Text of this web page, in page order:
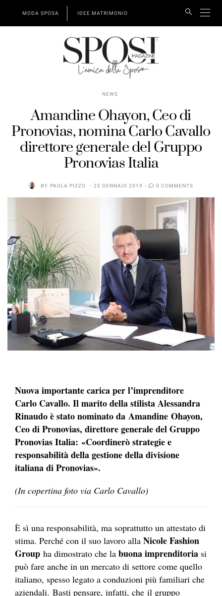
MODA SPOSA IDEE MATRIMONIO
NEWS
Amandine Ohayon, Ceo di
Pronovias, nomina Carlo Cavallo
direttore generale del Gruppo
Pronovias Italia
BY PAOLA PIZZO 25 GENNAIO 2019 0 COMMENTS
Nuova importante carica per l’imprenditore
Carlo Cavallo. Il marito della stilista Alessandra
Rinaudo è stato nominato da Amandine Ohayon,
Ceo di Pronovias, direttore generale del Gruppo
Pronovias Italia: «Coordinerò strategie e
responsabilità della gestione della divisione
italiana di Pronovias».
(In copertina foto via Carlo Cavallo)
È sì una responsabilità, ma soprattutto un attestato di
stima. Perché con il suo lavoro alla Nicole Fashion
Group ha dimostrato che la buona imprenditoria si
può fare anche in un mercato di settore come quello
italiano, spesso legato a conduzioni più familiari che
aziendali. Basti pensare, infatti, che il gruppo